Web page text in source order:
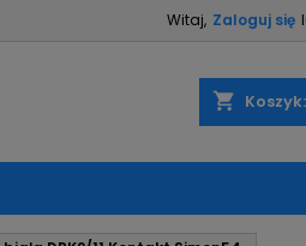
Witaj, Zaloguj się
shopping_cart Koszyk: